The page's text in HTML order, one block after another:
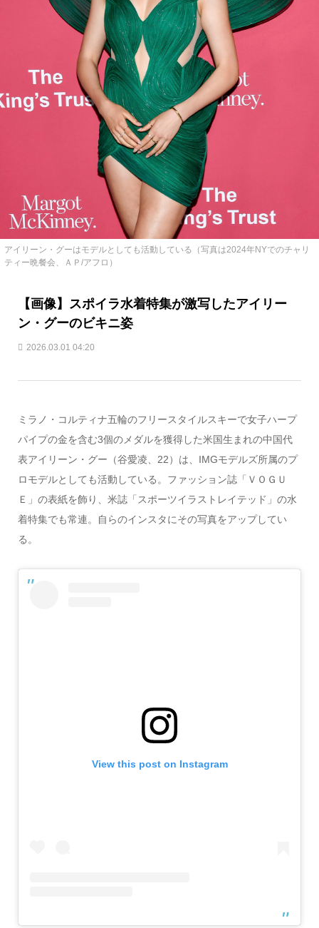
アイリーン・グーはモデルとしても活動している（写真は2024年NYでのチャリ
ティー晩餐会、ＡＰ/アフロ）
【画像】スポイラ水着特集が激写したアイリー
ン・グーのビキニ姿
2026.03.01 04:20
ミラノ・コルティナ五輪のフリースタイルスキーで女子ハープ
パイプの金を含む3個のメダルを獲得した米国生まれの中国代
表アイリーン・グー（谷愛凌、22）は、IMGモデルズ所属のプ
ロモデルとしても活動している。ファッション誌「ＶＯＧＵ
Ｅ」の表紙を飾り、米誌「スポーツイラストレイテッド」の水
着特集でも常連。自らのインスタにその写真をアップしてい
る。
View this post on Instagram